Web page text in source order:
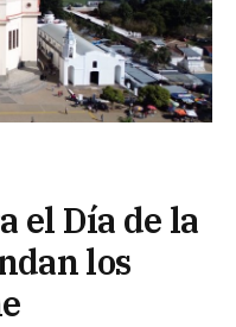
el Día de la
los